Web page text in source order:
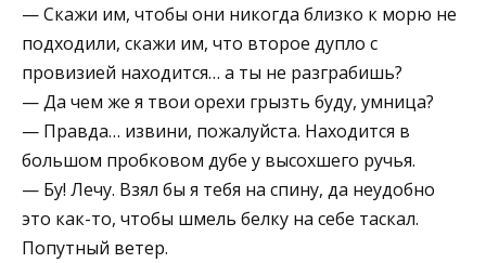
— Скажи им, чтобы они никогда близко к морю не
подходили, скажи им, что второе дупло с
провизией находится… а ты не разграбишь?
— Да чем же я твои орехи грызть буду, умница?
— Правда… извини, пожалуйста. Находится в
большом пробковом дубе у высохшего ручья.
— Бу! Лечу. Взял бы я тебя на спину, да неудобно
это как-то, чтобы шмель белку на себе таскал.
Попутный ветер.